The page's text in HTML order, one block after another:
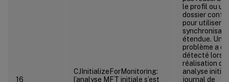
16
CJInitializeForMonitoring:
l’analyse MFT initiale s’est
le profil ou un
dossier
pour utiliser la
étendue. Un
problème a
détecté lors
réalisation
analyse
journal de